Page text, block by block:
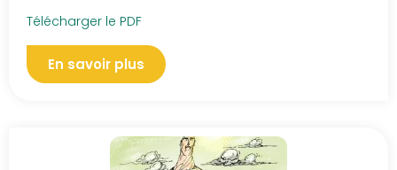
Télécharger le PDF
En savoir plus